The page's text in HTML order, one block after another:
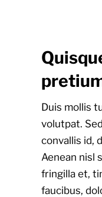
Duis mollis
volutpat.
convallis id,
Aenean nisl
fringilla et,
faucibus,